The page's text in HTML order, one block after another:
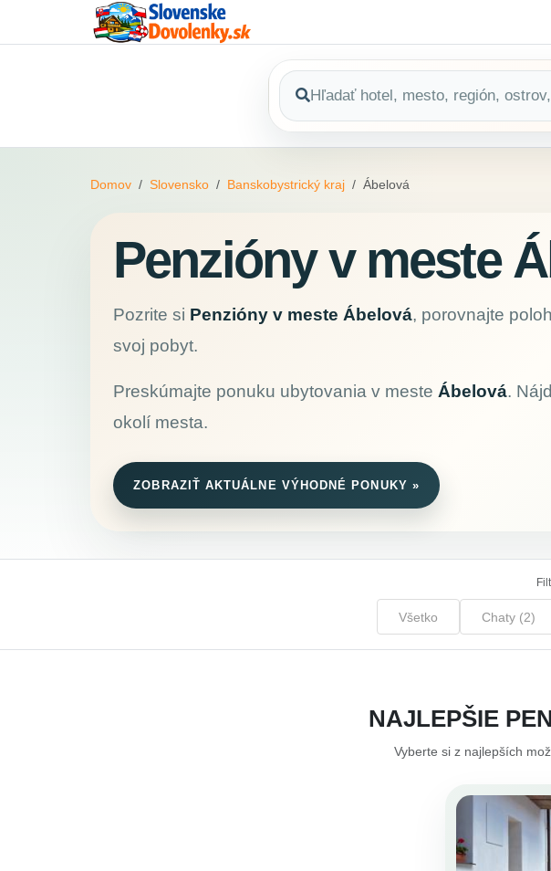
Domov Slovensko Banskobystrický kraj Ábelová
Penzióny v meste
Pozrite si Penzióny v meste Ábelová, porovnajte
svoj pobyt.
Preskúmajte ponuku ubytovania v meste Ábelová.
okolí mesta.
ZOBRAZIŤ AKTUÁLNE VÝHODNÉ PONUKY »
Všetko Chaty (2)
NAJLEPŠIE
Vyberte si z najlepších